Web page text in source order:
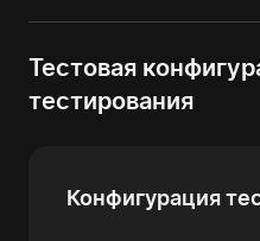
Тестовая
тестирования
Конфигурация